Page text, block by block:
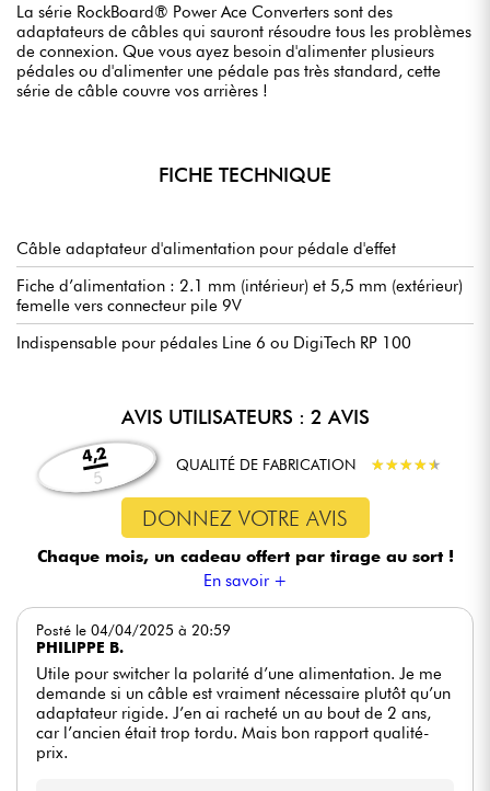
La série RockBoard® Power Ace Converters sont des
adaptateurs de câbles qui sauront résoudre tous les problèmes
de connexion. Que vous ayez besoin d'alimenter plusieurs
pédales ou d'alimenter une pédale pas très standard, cette
série de câble couvre vos arrières !
FICHE TECHNIQUE
Câble adaptateur d'alimentation pour pédale d'effet
Fiche d’alimentation : 2.1 mm (intérieur) et 5,5 mm (extérieur)
femelle vers connecteur pile 9V
Indispensable pour pédales Line 6 ou DigiTech RP 100
AVIS UTILISATEURS : 2 AVIS
4,2
5
QUALITÉ DE FABRICATION ★★★★★
★★★★★
DONNEZ VOTRE AVIS
Chaque mois, un cadeau offert par tirage au sort !
En savoir +
Posté le 04/04/2025 à 20:59
PHILIPPE B.
Utile pour switcher la polarité d’une alimentation. Je me
demande si un câble est vraiment nécessaire plutôt qu’un
adaptateur rigide. J’en ai racheté un au bout de 2 ans,
car l’ancien était trop tordu. Mais bon rapport qualité-
prix.